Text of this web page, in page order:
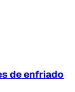
de enfriado